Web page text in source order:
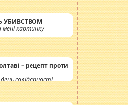
УБИВСТВОМ
мені картинку-
– рецепт проти
солідарності